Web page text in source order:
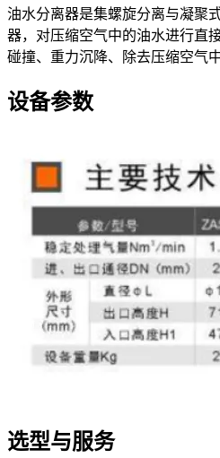
油水分离器是集螺旋分离与凝聚
器，对压缩空气中的油水进行直
碰撞、重力沉降、除去压缩空气
设备参数
选型与服务